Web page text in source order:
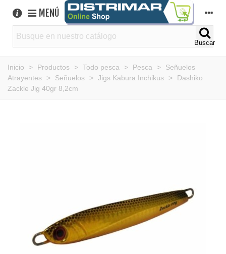
MENÚ
Buscar
Inicio > Productos > Todo pesca > Pesca >
Señuelos
Atrayentes
> Señuelos > Jigs Kabura Inchikus >
Dashiko
Zackle Jig 40gr 8,2cm